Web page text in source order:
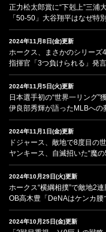
正力松太郎賞に“下剋上”三浦
「50-50」大谷翔平はなぜ特
2024年11月8日(金)更新
ホークス、まさかのシリーズ
指揮官「3つ負けられる」発
2024年11月5日(火)更新
日本選手初の“世界一リング”
伊良部秀輝が語ったMLBへの
2024年11月1日(金)更新
ドジャース、敵地で8度目の
ヤンキース、自滅招いた“魔の
2024年10月29日(火)更新
ホークス“横綱相撲”で敵地2連
OB高木豊「DeNAはケンカ腰
2024年10月25日(金)更新